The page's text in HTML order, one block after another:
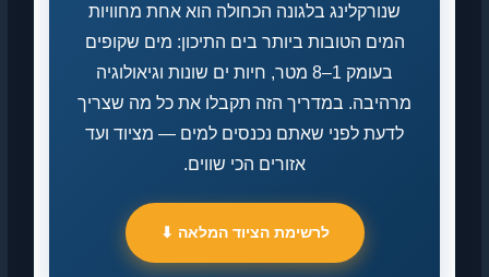
שנורקלינג בלגונה הכחולה הוא אחת מחוויות
המים הטובות ביותר בים התיכון: מים שקופים
בעומק 1–8 מטר, חיות ים שונות וגיאולוגיה
מרהיבה. במדריך הזה תקבלו את כל מה שצריך
לדעת לפני שאתם נכנסים למים — מציוד ועד
אזורים הכי שווים.
לרשימת הציוד המלאה ⬇